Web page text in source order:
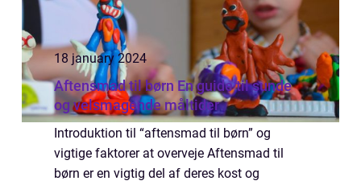
18 january 2024
Aftensmad til børn En guide til sunde
og velsmagende måltider
Introduktion til “aftensmad til børn” og
vigtige faktorer at overveje Aftensmad til
børn er en vigtig del af deres kost og